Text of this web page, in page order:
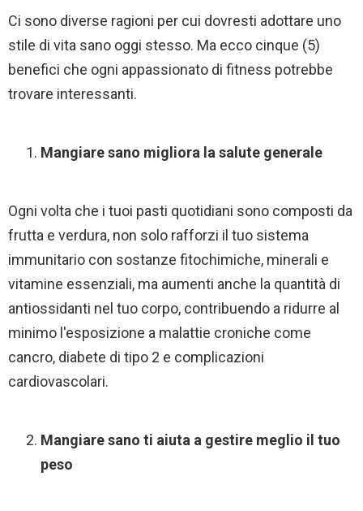
Ci sono diverse ragioni per cui dovresti adottare uno
stile di vita sano oggi stesso. Ma ecco cinque (5)
benefici che ogni appassionato di fitness potrebbe
trovare interessanti.
Mangiare sano migliora la salute generale
Ogni volta che i tuoi pasti quotidiani sono composti da
frutta e verdura, non solo rafforzi il tuo sistema
immunitario con sostanze fitochimiche, minerali e
vitamine essenziali, ma aumenti anche la quantità di
antiossidanti nel tuo corpo, contribuendo a ridurre al
minimo l'esposizione a malattie croniche come
cancro, diabete di tipo 2 e complicazioni
cardiovascolari.
Mangiare sano ti aiuta a gestire meglio il tuo
peso